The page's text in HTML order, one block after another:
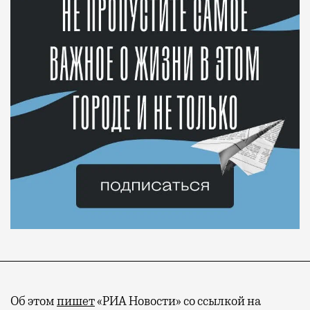
Об этомпишет«РИА Новости» со ссылкой на